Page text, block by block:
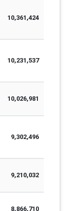
10,361,424
10,231,537
10,026,981
9,302,496
9,210,032
8,866,710